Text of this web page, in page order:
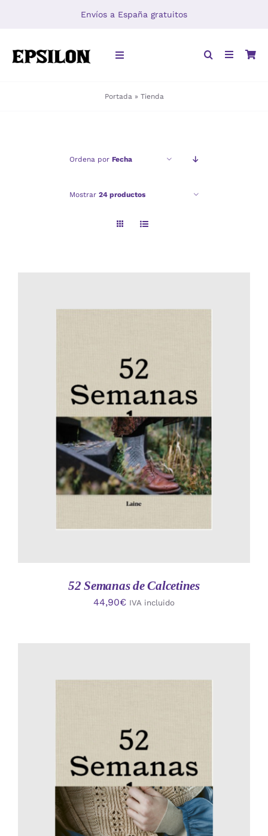
Envíos a España gratuitos
Toggle
Portada » Tienda
Ordena por Fecha
Mostrar 24 productos
AÑADIR AL CARRITO
/
DETALLES
52 Semanas de Calcetines
44,90€ IVA incluido
AÑADIR AL CARRITO
/
DETALLES